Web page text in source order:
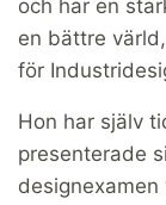
och har en
en bättre
för
Hon har själv
presenterade